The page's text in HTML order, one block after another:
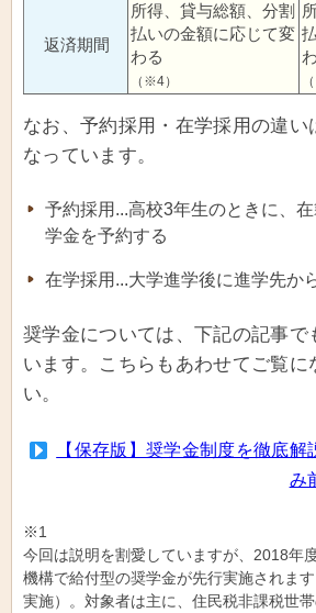
返済期間
所得、貸与総額、分割
払いの金額に応じて変
わる
（※4）
なお、予約採用・在学採用の違い
なっています。
予約採用...高校3年生のときに、
学金を予約する
在学採用...大学進学後に進学先か
奨学金については、下記の記事で
います。こちらもあわせてご覧に
い。
【保存版】奨学金制度を徹底
み
※1
今回は説明を割愛していますが、2018年
機構で給付型の奨学金が先行実施されま
実施）。対象者は主に、住民税非課税世